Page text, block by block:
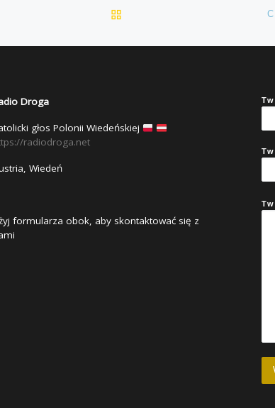
POWRÓT DO LISTY
Droga
głos Polonii Wiedeńskiej
radiodroga.net
Wiedeń
formularza obok, aby skontaktować się z